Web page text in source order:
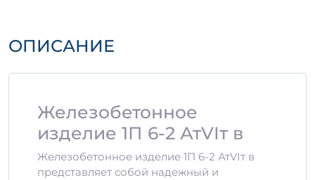
ОПИСАНИЕ
Железобетонное
изделие 1П 6-2 АтVIт в
Железобетонное изделие 1П 6-2 АтVIт в
представляет собой надежный и